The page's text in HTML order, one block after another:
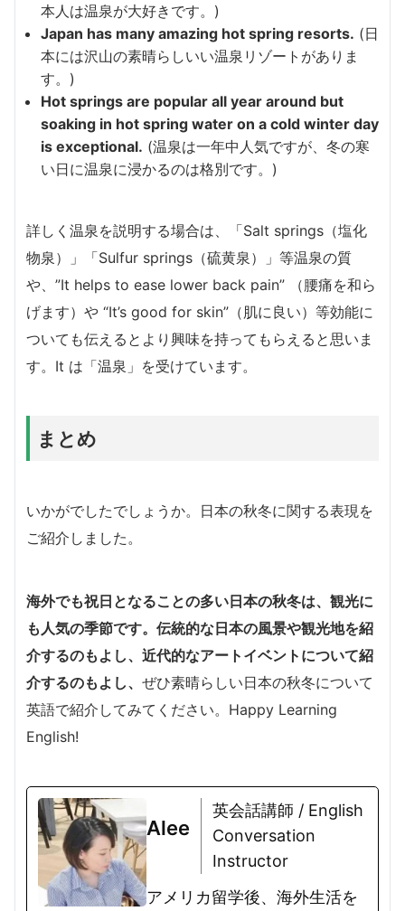
本人は温泉が大好きです。)
Japan has many amazing hot spring resorts. (日
本には沢山の素晴らしいい温泉リゾートがありま
す。)
Hot springs are popular all year around but
soaking in hot spring water on a cold winter day
is exceptional. (温泉は一年中人気ですが、冬の寒
い日に温泉に浸かるのは格別です。)
詳しく温泉を説明する場合は、「Salt springs（塩化
物泉）」「Sulfur springs（硫黄泉）」等温泉の質
や、”It helps to ease lower back pain” （腰痛を和ら
げます）や “It’s good for skin”（肌に良い）等効能に
ついても伝えるとより興味を持ってもらえると思いま
す。It は「温泉」を受けています。
まとめ
いかがでしたでしょうか。日本の秋冬に関する表現を
ご紹介しました。
海外でも祝日となることの多い日本の秋冬は、 観光に
も人気の季節です。伝統的な日本の風景や観光地を紹
介するのもよし、近代的なアートイベントについて紹
介するのもよし、 ぜひ素晴らしい日本の秋冬について
英語で紹介してみてください。Happy Learning
English!
Alee
英会話講師 / English
Conversation
Instructor
アメリカ留学後、海外生活を